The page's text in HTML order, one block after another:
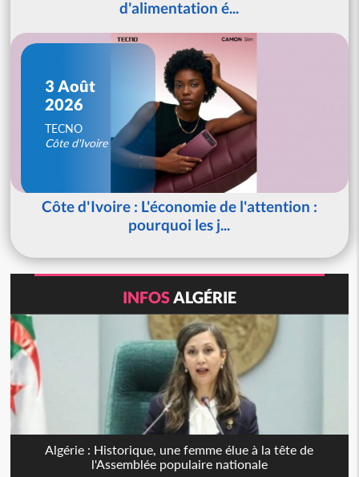
d'alimentation é...
3 Août
2026
TECNO
Côte d'Ivoire
Côte d'Ivoire : L'économie de l'attention :
pourquoi les j...
INFOSALGÉRIE
Algérie : Historique, une femme élue à la tête de
l'Assemblée populaire nationale